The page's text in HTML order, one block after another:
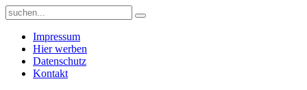
Impressum
Hier werben
Datenschutz
Kontakt